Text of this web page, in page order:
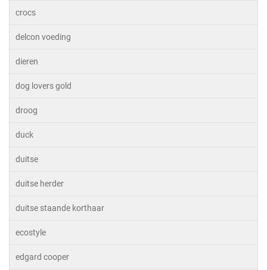
crocs
delcon voeding
dieren
dog lovers gold
droog
duck
duitse
duitse herder
duitse staande korthaar
ecostyle
edgard cooper